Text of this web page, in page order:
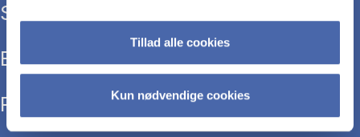
Tillad alle cookies
Kun nødvendige cookies
Study programmes
Executive education
Research